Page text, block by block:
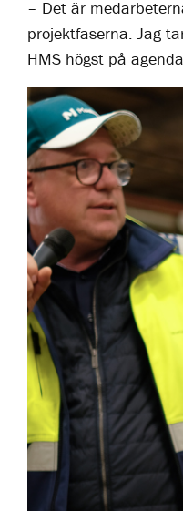
– Det är
projektfaserna. Jag
HMS högst på